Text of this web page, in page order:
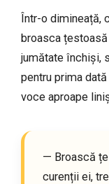
Într-o dimineață,
broasca
jumătate închiși,
pentru prima
voce aproape
— Broască
curenții ei,